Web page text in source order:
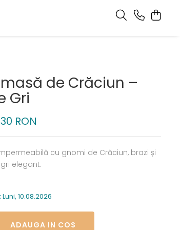
de Crăciun –
Gri
RON
cu gnomi de Crăciun, brazi și
elegant.
Luni, 10.08.2026
ADAUGA IN COS